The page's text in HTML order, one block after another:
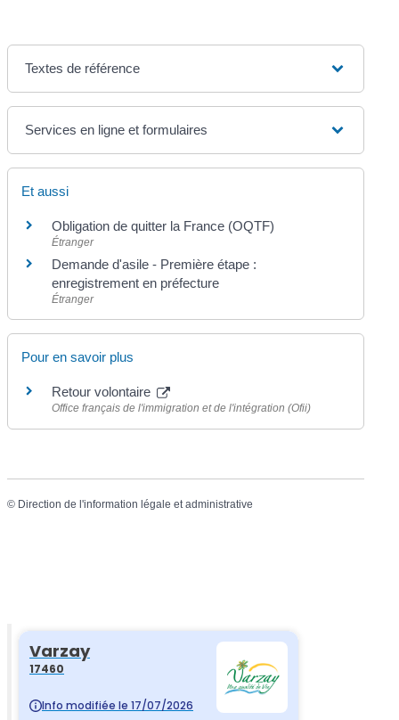
Textes de référence
Services en ligne et formulaires
Et aussi
Obligation de quitter la France (OQTF)
Étranger
Demande d'asile - Première étape :
enregistrement en préfecture
Étranger
Pour en savoir plus
Retour volontaire
Office français de l'immigration et de l'intégration (Ofii)
© Direction de l'information légale et administrative